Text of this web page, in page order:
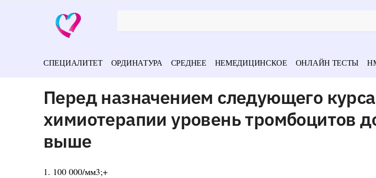
СПЕЦИАЛИТЕТ ОРДИНАТУРА СРЕДНЕЕ НЕМЕДИЦИНСКОЕ ОНЛАЙН ТЕСТЫ
Перед назначением следующего курса
химиотерапии уровень тромбоцитов
выше
1. 100 000/мм3;+